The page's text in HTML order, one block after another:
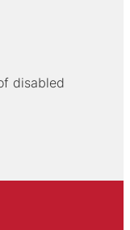
disabled